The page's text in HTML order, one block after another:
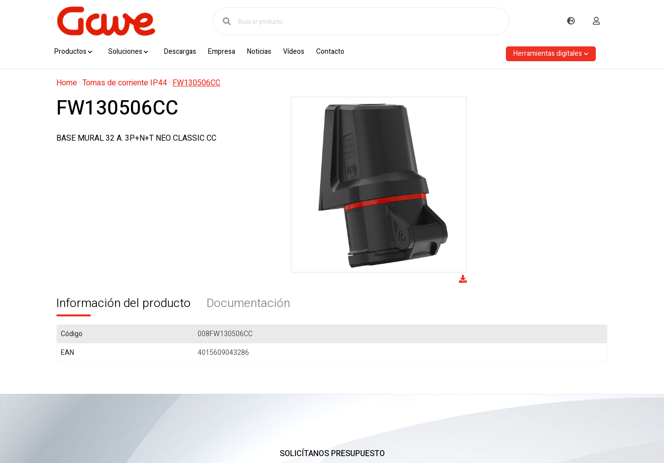
Productos Soluciones Descargas Empresa Noticias Vídeos Contacto Herramientas digitales
Home· Tomas de corriente IP44· FW130506CC
FW130506CC
BASE MURAL 32 A. 3P+N+T NEO CLASSIC CC
Información del producto Documentación
Código
008FW130506CC
EAN
4015609043286
SOLICÍTANOS PRESUPUESTO